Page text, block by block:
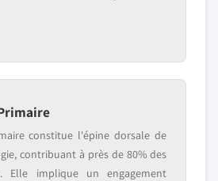
constitue l'épine dorsale de
contribuant à près de 80% des
Elle implique un engagement